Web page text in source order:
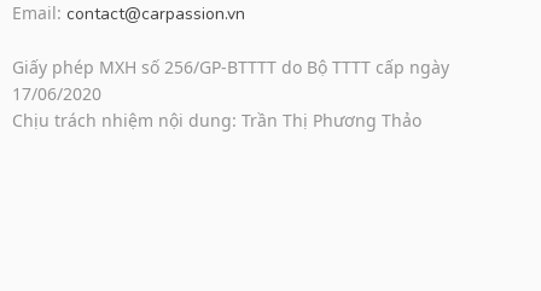
Email: contact@carpassion.vn
Giấy phép MXH số 256/GP-BTTTT do Bộ TTTT cấp ngày
17/06/2020
Chịu trách nhiệm nội dung: Trần Thị Phương Thảo